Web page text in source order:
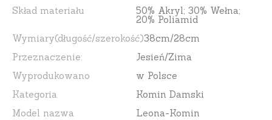
Skład materiału
50% Akryl; 30% Wełna;
20% Poliamid
Wymiary(długość/szerokość)38cm/28cm
Przeznaczenie:
Jesień/Zima
Wyprodukowano
w Polsce
Kategoria
Komin Damski
Model nazwa
Leona-Komin